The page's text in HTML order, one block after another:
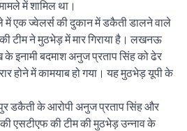
में शामिल था।
में एक ज्वेलर्स की दुकान में डकैती डालने वाले
टीम ने मुठभेड़ में मार गिराया है। लखनऊ
इनामी बदमाश अनुज प्रताप सिंह को ढेर
होने में कामयाब हो गया। यह मुठभेड़ यूपी के
डकैती के आरोपी अनुज प्रताप सिंह और
की टीम की मुठभेड़ उन्नाव के